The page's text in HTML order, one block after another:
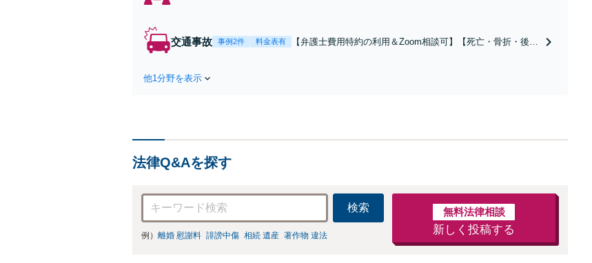
能。【JR千葉駅近く】駐車場あり
交通事故 事例2件 料金表有
【弁護士費用特約の利用＆Zoom相談可】【死亡・骨折・後遺
他1分野を表示
法律Q&Aを探す
検索
例） 離婚 慰謝料 誹謗中傷 相続 遺産 著作物 違法
無料法律相談
新しく投稿する